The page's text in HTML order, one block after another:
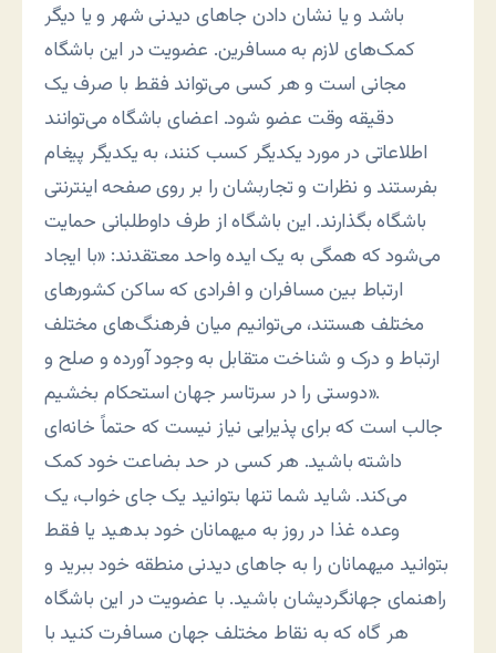
باشد و یا نشان دادن جاهای دیدنی شهر و یا دیگر
کمک‌های لازم به مسافرین. عضویت در این باشگاه
مجانی است و هر کسی می‌تواند فقط با صرف یک
دقیقه وقت عضو شود. اعضای باشگاه می‌توانند
اطلاعاتی در مورد یکدیگر کسب کنند، به یکدیگر پیغام
بفرستند و نظرات و تجاربشان را بر روی صفحه اینترنتی
باشگاه بگذارند. این باشگاه از طرف داوطلبانی حمایت
می‌شود که همگی به یک ایده واحد معتقدند: «با ایجاد
ارتباط بین مسافران و افرادی که ساکن کشورهای
مختلف هستند، می‌توانیم میان فرهنگ‌های مختلف
ارتباط و درک و شناخت متقابل به وجود آورده و صلح و
دوستی را در سرتاسر جهان استحکام بخشیم».
جالب است که برای پذیرایی نیاز نیست که حتماً خانه‌ای
داشته باشید. هر کسی در حد بضاعت خود کمک
می‌کند. شاید شما تنها بتوانید یک جای خواب، یک
وعده غذا در روز به میهمانان خود بدهید یا فقط
بتوانید میهمانان را به جاهای دیدنی منطقه خود ببرید و
راهنمای جهانگردیشان باشید. با عضویت در این باشگاه
هر گاه که به نقاط مختلف جهان مسافرت کنید با